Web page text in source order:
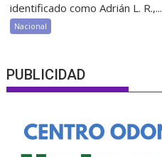
identificado como Adrián L. R.,...
Nacional
PUBLICIDAD